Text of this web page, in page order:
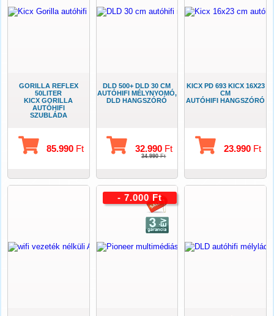
GORILLA REFLEX
50LITER
KICX GORILLA
AUTÓHIFI
SZUBLÁDA
85.990 Ft
DLD 500+ DLD 30 CM
AUTÓHIFI MÉLYNYOMÓ,
DLD HANGSZÓRÓ
32.990Ft
34.990Ft
KICX PD 693 KICX 16X23
CM
AUTÓHIFI HANGSZÓRÓ
23.990Ft
- 7.000 Ft